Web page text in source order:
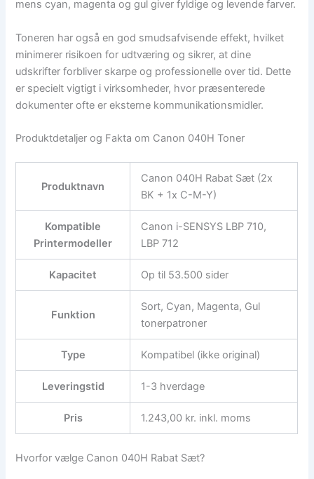
mens cyan, magenta og gul giver fyldige og levende farver.
Toneren har også en god smudsafvisende effekt, hvilket
minimerer risikoen for udtværing og sikrer, at dine
udskrifter forbliver skarpe og professionelle over tid. Dette
er specielt vigtigt i virksomheder, hvor præsenterede
dokumenter ofte er eksterne kommunikationsmidler.
Produktdetaljer og Fakta om Canon 040H Toner
Produktnavn
Canon 040H Rabat Sæt (2x
BK + 1x C-M-Y)
Kompatible
Printermodeller
Canon i-SENSYS LBP 710,
LBP 712
Kapacitet Op til 53.500 sider
Funktion
Sort, Cyan, Magenta, Gul
tonerpatroner
Type Kompatibel (ikke original)
Leveringstid 1-3 hverdage
Pris 1.243,00 kr. inkl. moms
Hvorfor vælge Canon 040H Rabat Sæt?